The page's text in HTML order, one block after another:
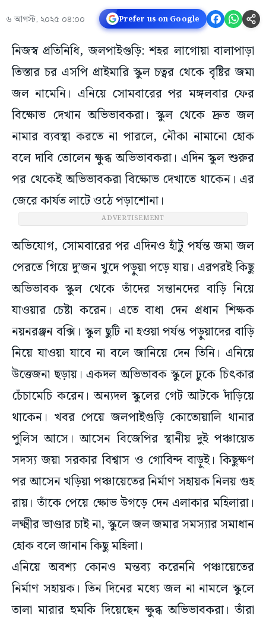
৬ আগস্ট, ২০২৫ ০৪:০০ Prefer us on Google
নিজস্ব প্রতিনিধি, জলপাইগুড়ি: শহর লাগোয়া বালাপাড়া
তিস্তার চর এসপি প্রাইমারি স্কুল চত্বর থেকে বৃষ্টির জমা
জল নামেনি। এনিয়ে সোমবারের পর মঙ্গলবার ফের
বিক্ষোভ দেখান অভিভাবকরা। স্কুল থেকে দ্রুত জল
নামার ব্যবস্থা করতে না পারলে, নৌকা নামানো হোক
বলে দাবি তোলেন ক্ষুব্ধ অভিভাবকরা। এদিন স্কুল শুরুর
পর থেকেই অভিভাবকরা বিক্ষোভ দেখাতে থাকেন। এর
জেরে কার্যত লাটে ওঠে পড়াশোনা।
ADVERTISEMENT
অভিযোগ, সোমবারের পর এদিনও হাঁটু পর্যন্ত জমা জল
পেরতে গিয়ে দু’জন খুদে পড়ুয়া পড়ে যায়। এরপরই কিছু
অভিভাবক স্কুল থেকে তাঁদের সন্তানদের বাড়ি নিয়ে
যাওয়ার চেষ্টা করেন। এতে বাধা দেন প্রধান শিক্ষক
নয়নরঞ্জন বক্সি। স্কুল ছুটি না হওয়া পর্যন্ত পড়ুয়াদের বাড়ি
নিয়ে যাওয়া যাবে না বলে জানিয়ে দেন তিনি। এনিয়ে
উত্তেজনা ছড়ায়। একদল অভিভাবক স্কুলে ঢুকে চিৎকার
চেঁচামেচি করেন। অন্যদল স্কুলের গেট আটকে দাঁড়িয়ে
থাকেন। খবর পেয়ে জলপাইগুড়ি কোতোয়ালি থানার
পুলিস আসে। আসেন বিজেপির স্থানীয় দুই পঞ্চায়েত
সদস্য জয়া সরকার বিশ্বাস ও গোবিন্দ বাড়ুই। কিছুক্ষণ
পর আসেন খড়িয়া পঞ্চায়েতের নির্মাণ সহায়ক নিলয় গুহ
রায়। তাঁকে পেয়ে ক্ষোভ উগড়ে দেন এলাকার মহিলারা।
লক্ষ্মীর ভাণ্ডার চাই না, স্কুলে জল জমার সমস্যার সমাধান
হোক বলে জানান কিছু মহিলা।
এনিয়ে অবশ্য কোনও মন্তব্য করেননি পঞ্চায়েতের
নির্মাণ সহায়ক। তিন দিনের মধ্যে জল না নামলে স্কুলে
তালা মারার হুমকি দিয়েছেন ক্ষুব্ধ অভিভাবকরা। তাঁরা